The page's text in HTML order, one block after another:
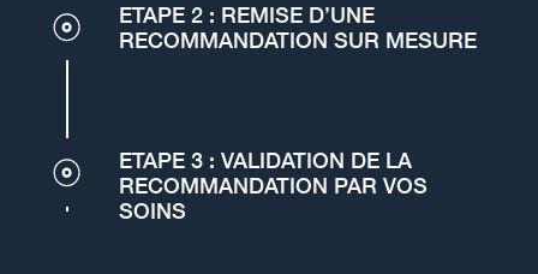
ETAPE 2 : REMISE D’UNE
RECOMMANDATION SUR MESURE
ETAPE 3 : VALIDATION DE LA
RECOMMANDATION PAR VOS
SOINS